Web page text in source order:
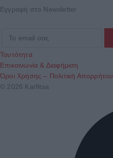
Εγγραφή στο Newsletter
Ταυτότητα
Επικοινωνία & Διαφήμιση
Όροι Χρήσης – Πολιτική Απορρήτου
© 2026 Karfitsa